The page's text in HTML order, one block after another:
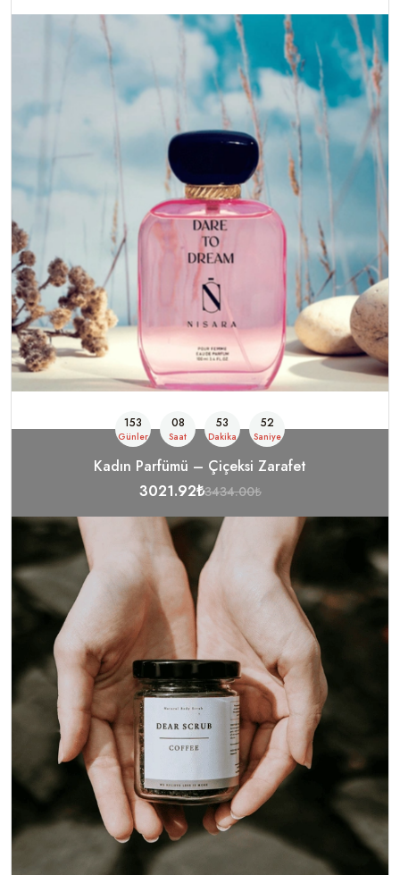
153
Günler
08
Saat
53
Dakika
49
Saniye
Kadın Parfümü – Çiçeksi Zarafet
3021.92₺3434.00₺